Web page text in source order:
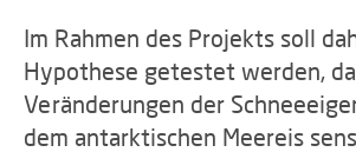
Im Rahmen des Projekts soll
Hypothese getestet werden,
Veränderungen der
dem antarktischen Meereis